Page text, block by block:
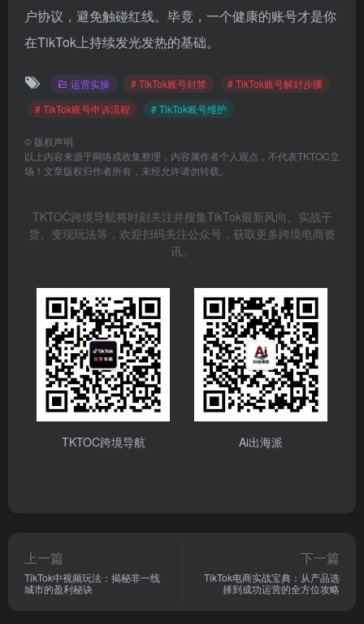
户协议，避免触碰红线。毕竟，一个健康的账号才是你
在TikTok上持续发光发热的基础。
运营实操 # TikTok账号封禁
# TikTok账号解封步骤
# TikTok账号申诉流程
# TikTok账号维护
© 版权声明
以上内容来源于网络或收集整理，内容属作者个人观点，不代表TKTOC立
场！文章版权归作者所有，未经允许请勿转载。
TKTOC跨境导航将时刻关注并搜集TikTok最新风向、实战干
货、变现玩法等，欢迎扫码关注公众号，获取更多跨境电商资
讯。
TKTOC跨境导航 Ai出海派
上一篇
TikTok中视频玩法：揭秘非一线
城市的盈利秘诀
下一篇
TikTok电商实战宝典：从产品选
择到成功运营的全方位攻略